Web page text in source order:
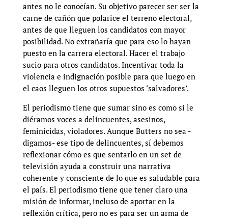
antes no le conocían. Su objetivo parecer ser ser la
carne de cañón que polarice el terreno electoral,
antes de que lleguen los candidatos con mayor
posibilidad. No extrañaría que para eso lo hayan
puesto en la carrera electoral. Hacer el trabajo
sucio para otros candidatos. Incentivar toda la
violencia e indignación posible para que luego en
el caos lleguen los otros supuestos ‘salvadores’.
El periodismo tiene que sumar sino es como si le
diéramos voces a delincuentes, asesinos,
feminicidas, violadores. Aunque Butters no sea -
digamos- ese tipo de delincuentes, sí debemos
reflexionar cómo es que sentarlo en un set de
televisión ayuda a construir una narrativa
coherente y consciente de lo que es saludable para
el país. El periodismo tiene que tener claro una
misión de informar, incluso de aportar en la
reflexión crítica, pero no es para ser un arma de